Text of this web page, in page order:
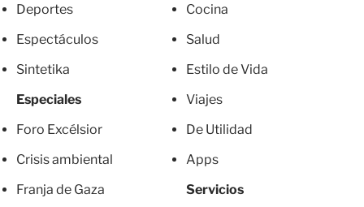
Deportes
Espectáculos
Sintetika
Especiales
Foro Excélsior
Crisis ambiental
Franja de Gaza
Cocina
Salud
Estilo de Vida
Viajes
De Utilidad
Apps
Servicios